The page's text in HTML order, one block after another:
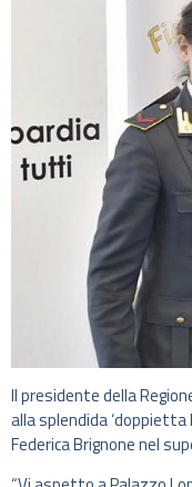
Il presidente della
alla splendida
Federica Brignone nel